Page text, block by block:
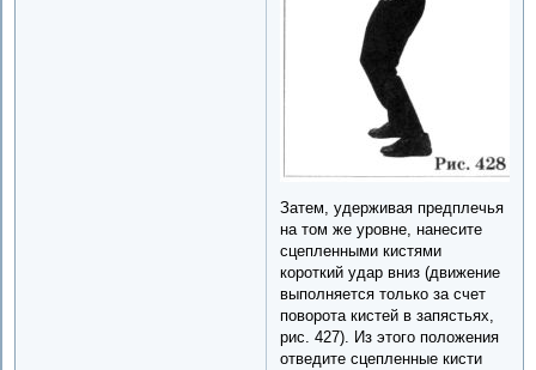
Затем, удерживая предплечья
на том же уровне, нанесите
сцепленными кистями
короткий удар вниз (движение
выполняется только за счет
поворота кистей в запястьях,
рис. 427). Из этого положения
отведите сцепленные кисти